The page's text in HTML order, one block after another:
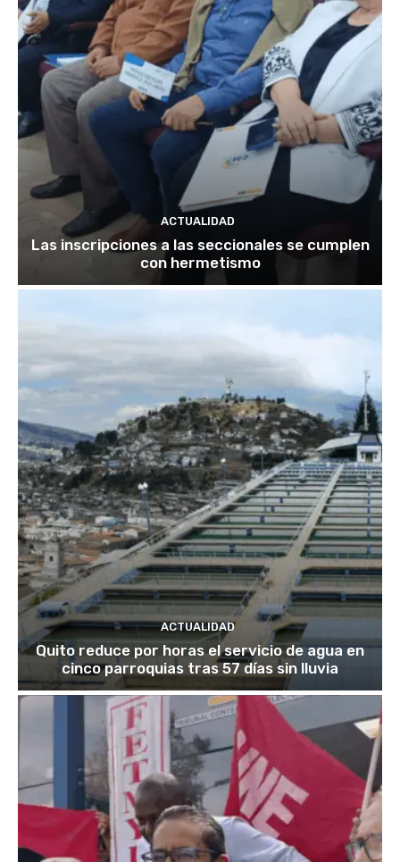
ACTUALIDAD
Las inscripciones a las seccionales se cumplen
con hermetismo
ACTUALIDAD
Quito reduce por horas el servicio de agua en
cinco parroquias tras 57 días sin lluvia